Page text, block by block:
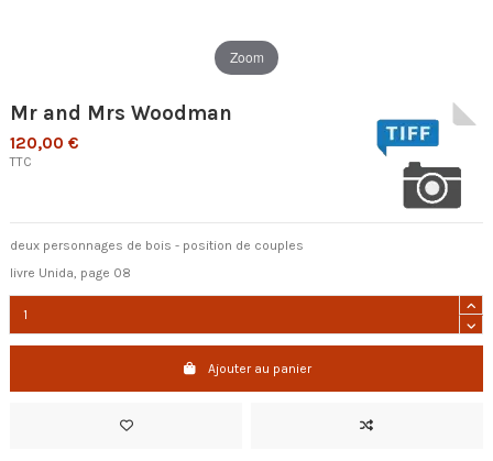
Zoom
Mr and Mrs Woodman
120,00 €
TTC
deux personnages de bois - position de couples
livre Unida, page 08
Ajouter au panier